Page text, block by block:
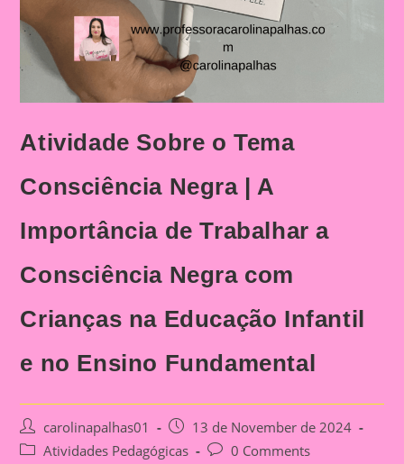
Atividade Sobre o Tema
Consciência Negra | A
Importância de Trabalhar a
Consciência Negra com
Crianças na Educação Infantil
e no Ensino Fundamental
Post
author:
carolinapalhas01
Post
published:
13 de November de 2024
PostAtividades Pedagógicas
Post0 Comments